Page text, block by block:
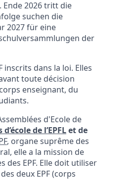
Ende 2026 tritt die
suchen die
2027 für eine
der
dans la loi. Elles
toute décision
enseignant, du
d'Ecole de
de l’EPFLet de
, organe suprême des
elle a la mission de
EPF. Elle doit utiliser
deux EPF (corps